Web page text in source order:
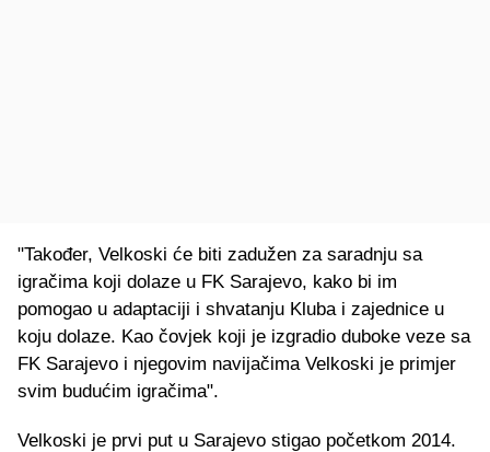
"Također, Velkoski će biti zadužen za saradnju sa
igračima koji dolaze u FK Sarajevo, kako bi im
pomogao u adaptaciji i shvatanju Kluba i zajednice u
koju dolaze. Kao čovjek koji je izgradio duboke veze sa
FK Sarajevo i njegovim navijačima Velkoski je primjer
svim budućim igračima".
Velkoski je prvi put u Sarajevo stigao početkom 2014.